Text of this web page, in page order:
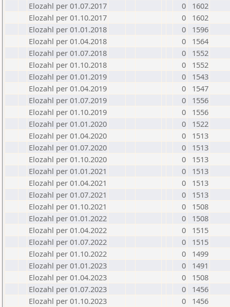
Elozahl per 01.07.2017
0
1602
Elozahl per 01.10.2017
0
1602
Elozahl per 01.01.2018
0
1596
Elozahl per 01.04.2018
0
1564
Elozahl per 01.07.2018
0
1552
Elozahl per 01.10.2018
0
1552
Elozahl per 01.01.2019
0
1543
Elozahl per 01.04.2019
0
1547
Elozahl per 01.07.2019
0
1556
Elozahl per 01.10.2019
0
1556
Elozahl per 01.01.2020
0
1522
Elozahl per 01.04.2020
0
1513
Elozahl per 01.07.2020
0
1513
Elozahl per 01.10.2020
0
1513
Elozahl per 01.01.2021
0
1513
Elozahl per 01.04.2021
0
1513
Elozahl per 01.07.2021
0
1513
Elozahl per 01.10.2021
0
1508
Elozahl per 01.01.2022
0
1508
Elozahl per 01.04.2022
0
1515
Elozahl per 01.07.2022
0
1515
Elozahl per 01.10.2022
0
1499
Elozahl per 01.01.2023
0
1491
Elozahl per 01.04.2023
0
1508
Elozahl per 01.07.2023
0
1456
Elozahl per 01.10.2023
0
1456